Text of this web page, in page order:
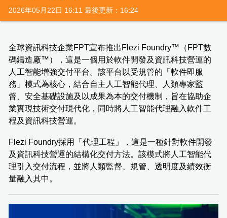
2026年05月22日 16:11 最後更新：16:24
全球資訊科技企業FPT宣布推出Flezi Foundry™（FPT數
碼鑄造廠™），這是一個用於軟件開發及資訊科技營運的
人工智能增強交付平台。該平台以受規管的「軟件即服
務」模式為核心，結合自主人工智能代理、人類專家監
督、安全基礎設施及以成果為本的交付機制，旨在協助企
業實現技術交付現代化，同時將人工智能代理融入軟件工
程及資訊科技營運。
Flezi Foundry採用「代理工程」，這是一種針對軟件開發
及資訊科技營運的結構化交付方法。該模式將人工智能代
理引入交付流程，並將人類監督、規管、透明度及績效衡
量融入其中。